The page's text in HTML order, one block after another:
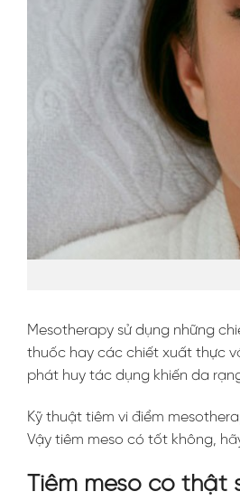
Mesotherapy sử dụng những
thuốc hay các chiết xuất thực
phát huy tác dụng khiến da
Kỹ thuật tiêm vi điểm
Vậy tiêm meso có tốt không,
Tiêm meso có thật